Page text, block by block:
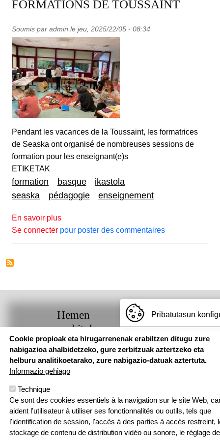
FORMATIONS DE TOUSSAINT
Soumis par admin le jeu, 2025/22/05 - 08:34
Pendant les vacances de la Toussaint, les formatrices
de Seaska ont organisé de nombreuses sessions de
formation pour les enseignant(e)s
ETIKETAK
formation basque
ikastola
seaska
pédagogie enseignement
En savoir plussur FORMATIONS DE TOUSSAINT
Se connecter pour poster des commentaires
Hemen
aurkituko
gaituzu
Pouponniere
Bidea, 64250
24 | F: 05 59
52 88 87
Sarean
Webgune hau Ikastolen Elkarteak garatu
Pribatutasun
Cookie propioak eta hirugarrenenak erabiltzen ditugu zure
nabigazioa ahalbidetzeko, gure zerbitzuak aztertzeko eta
helburu analitikoetarako, zure nabigazio-datuak aztertuta.
Informazio gehiago
Technique
Ce sont des cookies essentiels à la navigation sur le site Web,
aident l'utilisateur à utiliser ses fonctionnalités ou outils, tels que
l'identification de session, l'accès à des parties à accès restreint,
stockage de contenu de distribution vidéo ou sonore, le réglage